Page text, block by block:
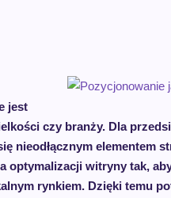
jest
czy branży. Dla
nieodłącznym elementem
witryny tak,
rynkiem. Dzięki temu